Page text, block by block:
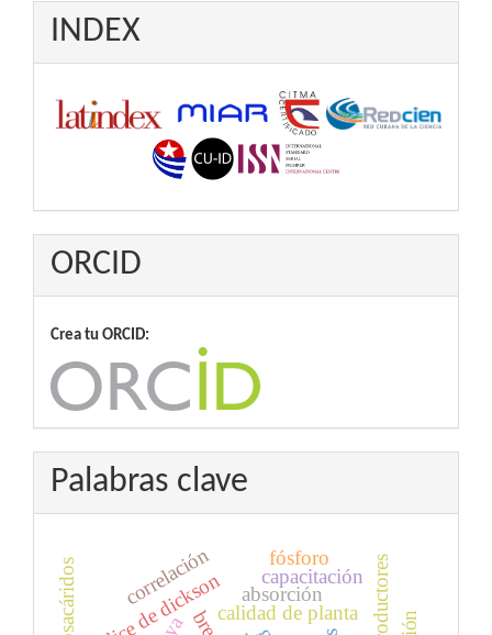
INDEX
ORCID
Crea tu ORCID:
Palabras clave
calidad de planta
índice de dickson absorción
correlación capacitación productores
fósforo